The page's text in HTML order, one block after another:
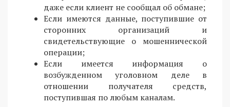
даже если клиент не сообщал об обмане;
Если имеются данные, поступившие от
сторонних организаций и
свидетельствующие о мошеннической
операции;
Если имеется информация о
возбужденном уголовном деле в
отношении получателя средств,
поступившая по любым каналам.